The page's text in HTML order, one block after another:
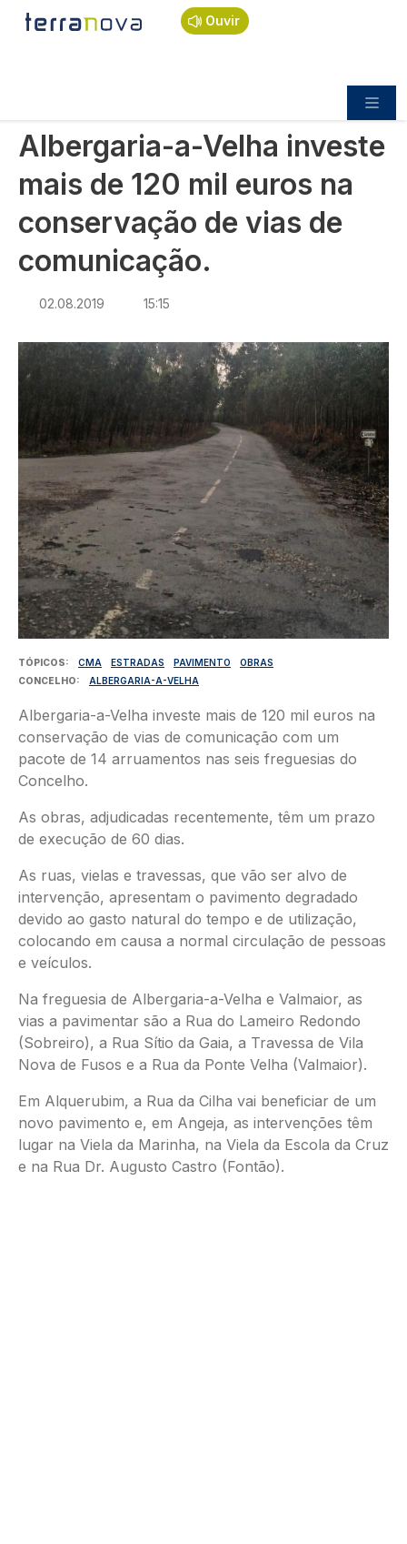
Passar para o conteúdo principal
Ouvir
Navegação estrutural
Início
Política
Albergaria-a-Velha investe mais de 120 mil euros
Albergaria-a-Velha investe
mais de 120 mil euros na
conservação de vias de
comunicação.
02.08.2019 15:15
Imagem
TÓPICOS CMA ESTRADAS PAVIMENTO
OBRAS
CONCELHO
ALBERGARIA-A-VELHA
Albergaria-a-Velha investe mais de 120 mil euros na
conservação de vias de comunicação com um
pacote de 14 arruamentos nas seis freguesias do
Concelho.
As obras, adjudicadas recentemente, têm um prazo
de execução de 60 dias.
As ruas, vielas e travessas, que vão ser alvo de
intervenção, apresentam o pavimento degradado
devido ao gasto natural do tempo e de utilização,
colocando em causa a normal circulação de pessoas
e veículos.
Na freguesia de Albergaria-a-Velha e Valmaior, as
vias a pavimentar são a Rua do Lameiro Redondo
(Sobreiro), a Rua Sítio da Gaia, a Travessa de Vila
Nova de Fusos e a Rua da Ponte Velha (Valmaior).
Em Alquerubim, a Rua da Cilha vai beneficiar de um
novo pavimento e, em Angeja, as intervenções têm
lugar na Viela da Marinha, na Viela da Escola da Cruz
e na Rua Dr. Augusto Castro (Fontão).